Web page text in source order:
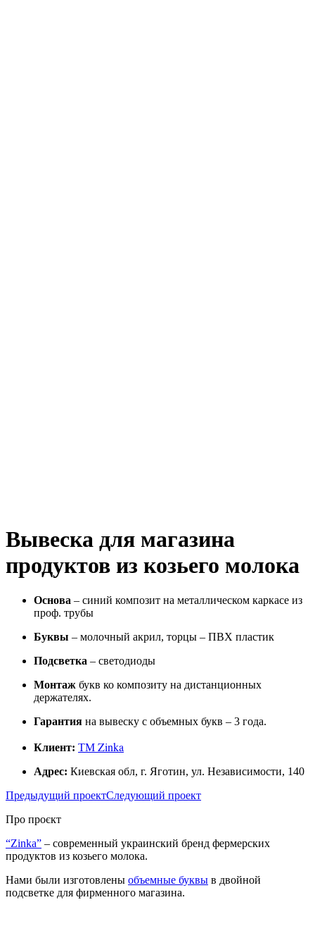
Вывеска для магазина
продуктов из козьего молока
Основа – синий композит на металлическом каркасе из
проф. трубы
Буквы – молочный акрил, торцы – ПВХ пластик
Подсветка – светодиоды
Монтаж букв ко композиту на дистанционных
держателях.
Гарантия на вывеску с объемных букв – 3 года.
Клиент: ТМ Zinka
Адрес: Киевская обл, г. Яготин, ул. Независимости, 140
Предыдущий проектСледующий проект
Про проєкт
“Zinka” – современный украинский бренд фермерских
продуктов из козьего молока.
Нами были изготовлены объемные буквы в двойной
подсветке для фирменного магазина.